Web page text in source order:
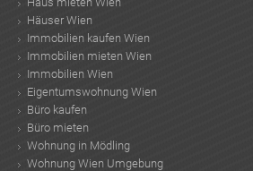
Häuser Wien
Immobilien kaufen Wien
Immobilien mieten Wien
Immobilien Wien
Eigentumswohnung Wien
Büro kaufen
Büro mieten
Wohnung in Mödling
Wohnung Wien Umgebung